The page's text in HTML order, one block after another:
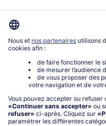
Mon compte bofrost*
service@bofrost.fr
0801 902 406